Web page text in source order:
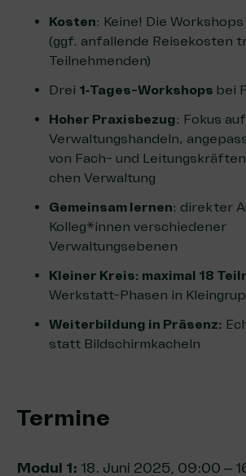
Kos­ten: Kei­ne! Die
(ggf. anfal­len­de Rei­se­kos­ten
Teilnehmenden)
Drei 1‑Ta­ges-Work­shops bei
Hoher Pra­xis­be­zug: Fokus
Ver­wal­tungs­han­deln,
von Fach- und
chen Verwaltung
Gemein­sam ler­nen: direk­ter
Kolleg*innen ver­schie­de­ner
Verwaltungsebenen
Klei­ner Kreis: maxi­mal 18
Werk­statt-Pha­sen in
Wei­ter­bil­dung in Prä­senz:
statt Bildschirmkacheln
Termine
Modul 1: 18. Juni 2025, 09:00 –